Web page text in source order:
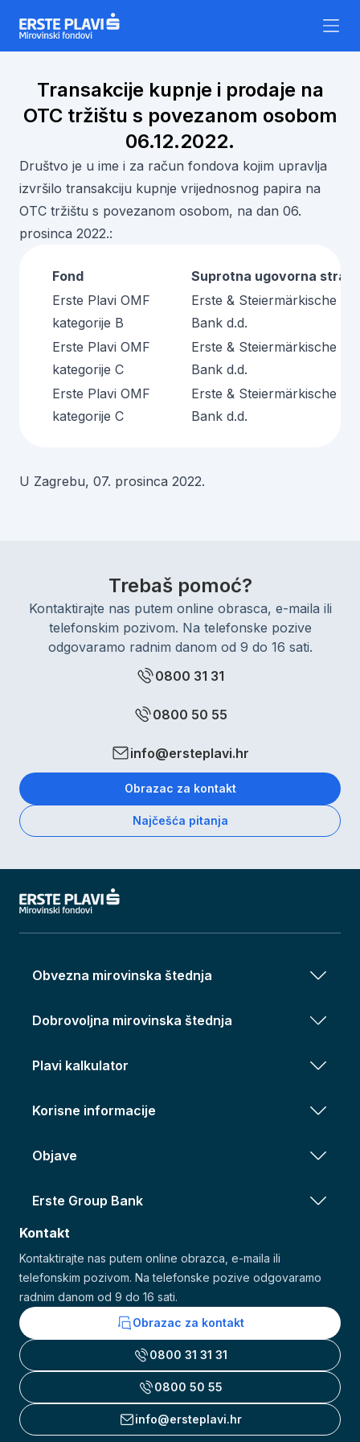
Transakcije kupnje i prodaje na
OTC tržištu s povezanom osobom
06.12.2022.
Društvo je u ime i za račun fondova kojim upravlja
izvršilo transakciju kupnje vrijednosnog papira na
OTC tržištu s povezanom osobom, na dan 06.
prosinca 2022.:
Fond
Suprotna ugovorna
Erste Plavi OMF
kategorije B
Erste & Steiermärkische
Bank d.d.
Erste Plavi OMF
kategorije C
Erste & Steiermärkische
Bank d.d.
Erste Plavi OMF
kategorije C
Erste & Steiermärkische
Bank d.d.
U Zagrebu, 07. prosinca 2022.
Trebaš pomoć?
Kontaktirajte nas putem online obrasca, e-maila ili
telefonskim pozivom. Na telefonske pozive
odgovaramo radnim danom od 9 do 16 sati.
0800 31 31
0800 50 55
info@ersteplavi.hr
Obrazac za kontakt
Najčešća pitanja
Obvezna mirovinska štednja
Dobrovoljna mirovinska štednja
Plavi kalkulator
Korisne informacije
Objave
Erste Group Bank
Kontakt
Kontaktirajte nas putem online obrazca, e-maila ili
telefonskim pozivom. Na telefonske pozive odgovaramo
radnim danom od 9 do 16 sati.
Obrazac za kontakt
0800 31 31 31
0800 50 55
info@ersteplavi.hr